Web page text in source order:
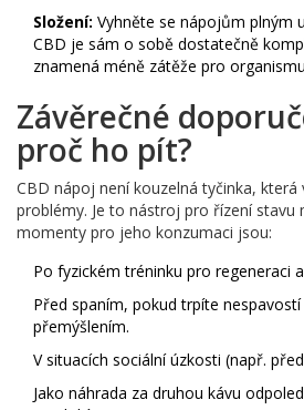
Složení: Vyhněte se nápojům plným
CBD je sám o sobě dostatečně
znamená méně zátěže pro
Závěrečné
proč ho pít?
CBD nápoj není kouzelná tyčinka, která
problémy. Je to nástroj pro řízení stavu
momenty pro jeho konzumaci jsou:
Po fyzickém tréninku pro regeneraci
Před spaním, pokud trpíte
přemýšlením.
V situacích sociální úzkosti (např.
Jako náhrada za druhou kávu